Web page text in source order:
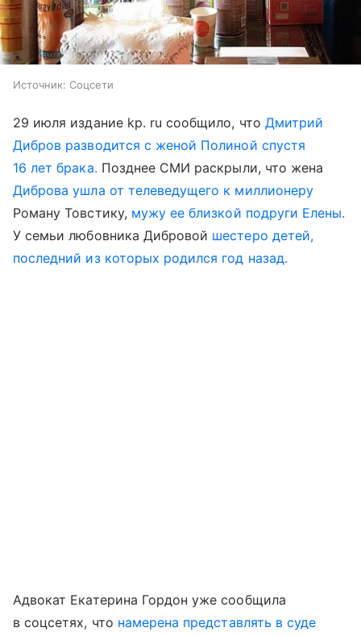
Источник: Соцсети
29 июля издание kp. ru сообщило, что Дмитрий
Дибров разводится с женой Полиной спустя
16 лет брака. Позднее СМИ раскрыли, что жена
Диброва ушла от телеведущего к миллионеру
Роману Товстику, мужу ее близкой подруги Елены.
У семьи любовника Дибровой шестеро детей,
последний из которых родился год назад.
Адвокат Екатерина Гордон уже сообщила
в соцсетях, что намерена представлять в суде